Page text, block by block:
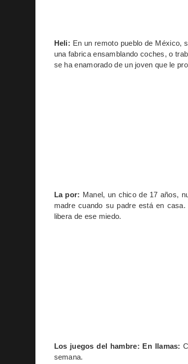
Heli: En un remoto pueblo de México,
una fabrica ensamblando coches, o
se ha enamorado de un joven que le
La por: Manel, un chico de 17 años,
madre cuando su padre está en
libera de ese miedo.
Los juegos del hambre: En llamas:
semana.